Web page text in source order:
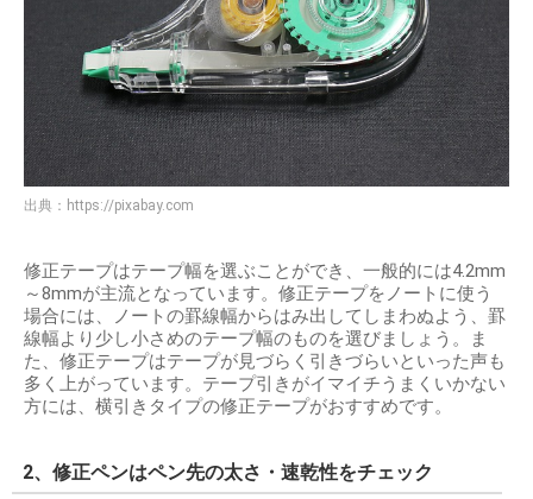
出典： https://pixabay.com
修正テープはテープ幅を選ぶことができ、一般的には4.2mm
～8mmが主流となっています。修正テープをノートに使う
場合には、ノートの罫線幅からはみ出してしまわぬよう、罫
線幅より少し小さめのテープ幅のものを選びましょう。ま
た、修正テープはテープが見づらく引きづらいといった声も
多く上がっています。テープ引きがイマイチうまくいかない
方には、横引きタイプの修正テープがおすすめです。
2、修正ペンはペン先の太さ・速乾性をチェック